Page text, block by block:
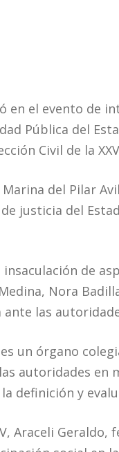
el evento de
Pública del
Civil de la
del Pilar
justicia del
de
Nora
las
un órgano
autoridades en
definición y
Araceli Geraldo,